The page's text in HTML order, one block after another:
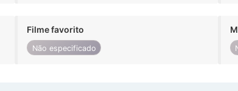
Filme favorito
Não especificado